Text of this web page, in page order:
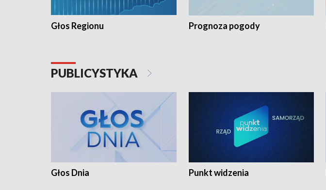
Głos Regionu Prognoza pogody
PUBLICYSTYKA
Głos Dnia Punkt widzenia